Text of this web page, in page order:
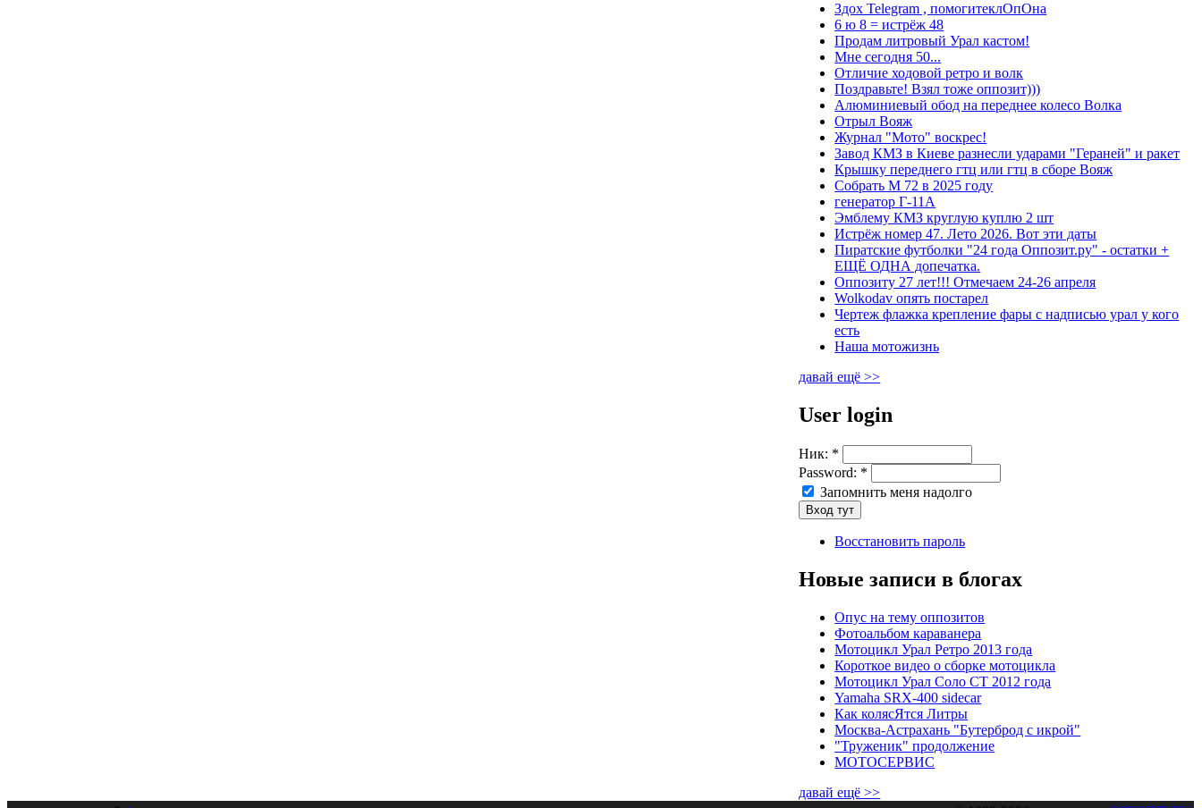
Здох Telegram , помогитеклОпОна
6 ю 8 = истрёж 48
Продам литровый Урал кастом!
Мне сегодня 50...
Отличие ходовой ретро и волк
Поздравьте! Взял тоже оппозит)))
Алюминиевый обод на переднее колесо Волка
Отрыл Вояж
Журнал "Мото" воскрес!
Завод КМЗ в Киеве разнесли ударами "Гераней" и ракет
Крышку переднего гтц или гтц в сборе Вояж
Собрать М 72 в 2025 году
генератор Г-11А
Эмблему КМЗ круглую куплю 2 шт
Истрёж номер 47. Лето 2026. Вот эти даты
Пиратские футболки "24 года Оппозит.ру" - остатки +
ЕЩЁ ОДНА допечатка.
Оппозиту 27 лет!!! Отмечаем 24-26 апреля
Wolkodav опять постарел
Чертеж флажка крепление фары с надписью урал у кого
есть
Наша мотожизнь
давай ещё >>
User login
Ник: *
Password: *
Запомнить меня надолго
Восстановить пароль
Новые записи в блогах
Опус на тему оппозитов
Фотоальбом караванера
Мотоцикл Урал Ретро 2013 года
Короткое видео о сборке мотоцикла
Мотоцикл Урал Соло СТ 2012 года
Yamaha SRX-400 sidecar
Как колясЯтся Литры
Москва-Астрахань "Бутерброд с икрой"
"Труженик" продолжение
МОТОСЕРВИС
давай ещё >>